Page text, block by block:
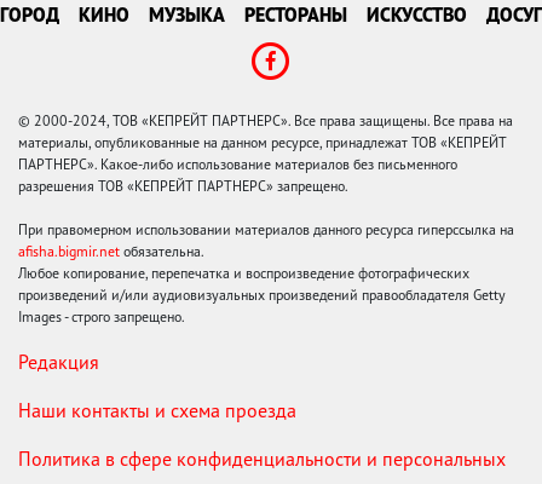
ГОРОД КИНО МУЗЫКА РЕСТОРАНЫ ИСКУССТВО ДОСУГ
© 2000-2024, ТОВ «КЕПРЕЙТ ПАРТНЕРС». Все права защищены. Все права на
материалы, опубликованные на данном ресурсе, принадлежат ТОВ «КЕПРЕЙТ
ПАРТНЕРС». Какое-либо использование материалов без письменного
разрешения ТОВ «КЕПРЕЙТ ПАРТНЕРС» запрещено.
При правомерном использовании материалов данного ресурса гиперссылка на
afisha.bigmir.net обязательна.
Любое копирование, перепечатка и воспроизведение фотографических
произведений и/или аудиовизуальных произведений правообладателя Getty
Images - строго запрещено.
Редакция
Наши контакты и схема проезда
Политика в сфере конфиденциальности и персональных